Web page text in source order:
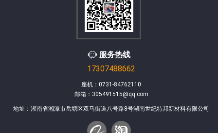
服务热线
17307488662
座机：0731-84762110
邮箱：305491515@qq.com
地址：湖南省湘潭市岳塘区双马街道八号路8号湖南世纪特邦新材料有限公司